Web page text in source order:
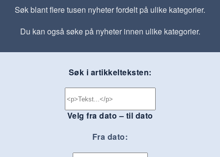
Søk blant flere tusen nyheter fordelt på ulike kategorier.
Du kan også søke på nyheter innen ulike kategorier.
Søk i artikkelteksten:
Velg fra dato – til dato
Fra dato: